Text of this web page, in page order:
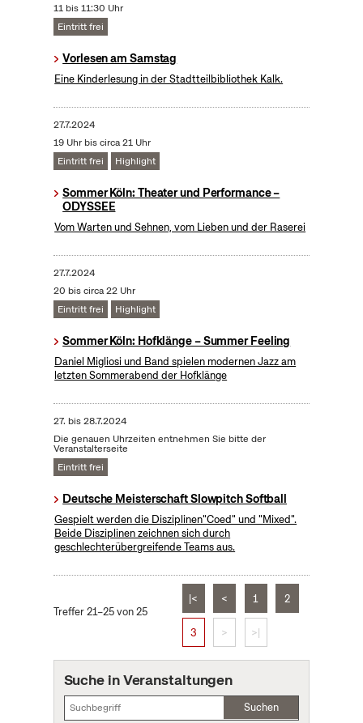
11 bis 11:30 Uhr
Eintritt frei
Vorlesen am Samstag
Eine Kinderlesung in der Stadtteilbibliothek Kalk.
27.7.2024
19 Uhr bis circa 21 Uhr
Eintritt frei
Highlight
Sommer Köln: Theater und Performance –
ODYSSEE
Vom Warten und Sehnen, vom Lieben und der Raserei
27.7.2024
20 bis circa 22 Uhr
Eintritt frei
Highlight
Sommer Köln: Hofklänge – Summer Feeling
Daniel Migliosi und Band spielen modernen Jazz am
letzten Sommerabend der Hofklänge
27. bis28.7.2024
Die genauen Uhrzeiten entnehmen Sie bitte der
Veranstalterseite
Eintritt frei
Deutsche Meisterschaft Slowpitch Softball
Gespielt werden die Disziplinen"Coed" und "Mixed".
Beide Disziplinen zeichnen sich durch
geschlechterübergreifende Teams aus.
Treffer 21–25 von 25
|< < 1 2
3 > >|
Suche in Veranstaltungen
Suchen